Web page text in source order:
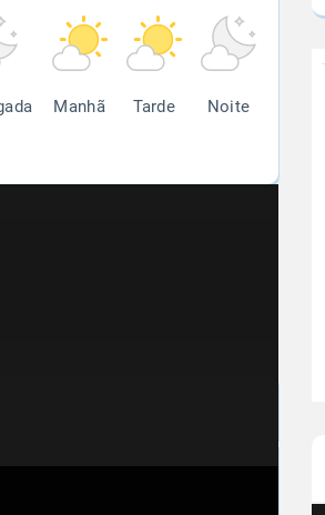
Manhã Tarde Noite